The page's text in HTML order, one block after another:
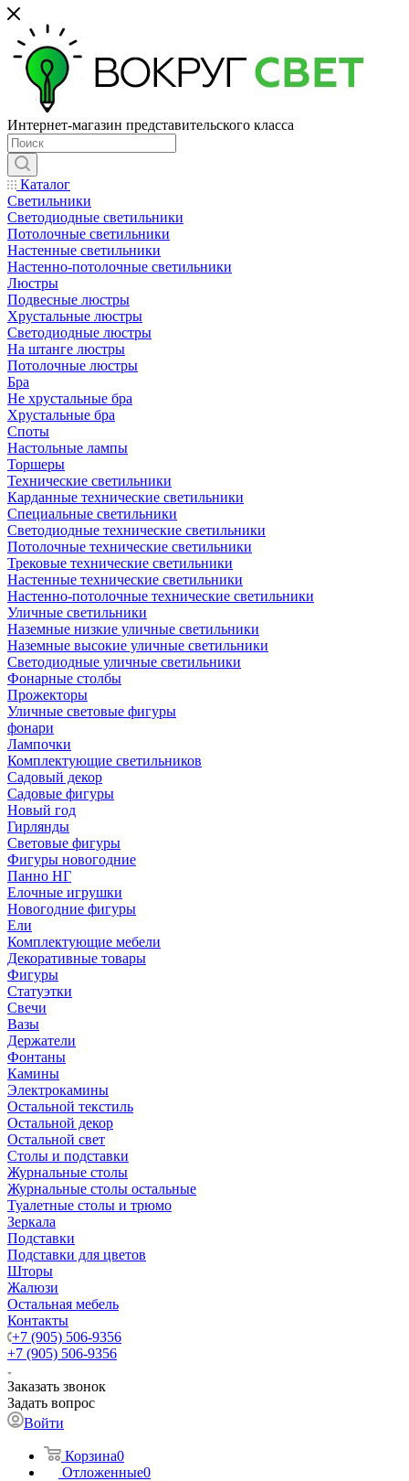
Интернет-магазин представительского класса
Каталог
Светильники
Светодиодные светильники
Потолочные светильники
Настенные светильники
Настенно-потолочные светильники
Люстры
Подвесные люстры
Хрустальные люстры
Светодиодные люстры
На штанге люстры
Потолочные люстры
Бра
Не хрустальные бра
Хрустальные бра
Споты
Настольные лампы
Торшеры
Технические светильники
Карданные технические светильники
Специальные светильники
Светодиодные технические светильники
Потолочные технические светильники
Трековые технические светильники
Настенные технические светильники
Настенно-потолочные технические светильники
Уличные светильники
Наземные низкие уличные светильники
Наземные высокие уличные светильники
Светодиодные уличные светильники
Фонарные столбы
Прожекторы
Уличные световые фигуры
фонари
Лампочки
Комплектующие светильников
Садовый декор
Садовые фигуры
Новый год
Гирлянды
Световые фигуры
Фигуры новогодние
Панно НГ
Елочные игрушки
Новогодние фигуры
Ели
Комплектующие мебели
Декоративные товары
Фигуры
Статуэтки
Свечи
Вазы
Держатели
Фонтаны
Камины
Электрокамины
Остальной текстиль
Остальной декор
Остальной свет
Столы и подставки
Журнальные столы
Журнальные столы остальные
Туалетные столы и трюмо
Зеркала
Подставки
Подставки для цветов
Шторы
Жалюзи
Остальная мебель
Контакты
+7 (905) 506-9356
+7 (905) 506-9356
Заказать звонок
Задать вопрос
Войти
Корзина0
Отложенные0